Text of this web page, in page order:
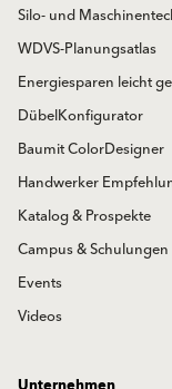
Silo- und
WDVS-Planungsatlas
Energiesparen leicht
DübelKonfigurator
Baumit ColorDesigner
Handwerker
Katalog & Prospekte
Campus & Schulungen
Events
Videos